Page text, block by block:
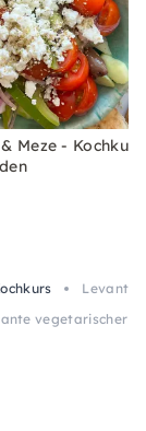
Meze -
Levante
vegetarischer /